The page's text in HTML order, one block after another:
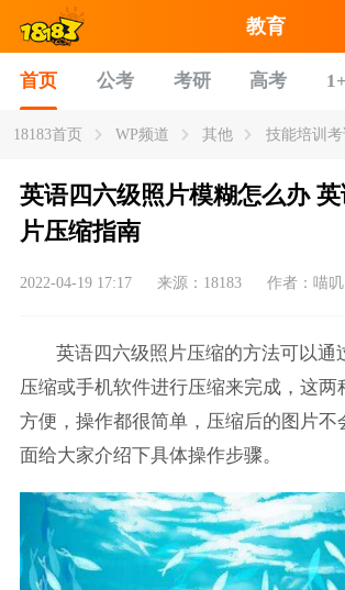
教育
首页 公考 考研 高考
18183首页 WP频道 其他 技能培训考
英语四六级照片模糊怎么办
片压缩指南
2022-04-19 17:17 来源：18183 作者：喵叽
英语四六级照片压缩的方法可以通
压缩或手机软件进行压缩来完成，这两
方便，操作都很简单，压缩后的图片不
面给大家介绍下具体操作步骤。